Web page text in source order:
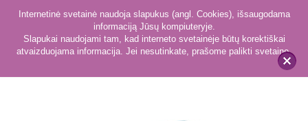
x
Internetinė svetainė naudoja slapukus (angl. Cookies), išsaugodama
informaciją Jūsų kompiuteryje.
Slapukai naudojami tam, kad interneto svetainėje būtų korektiškai
atvaizduojama informacija. Jei nesutinkate, prašome palikti svetainę.
Mineralinė vata, akmens vata 169